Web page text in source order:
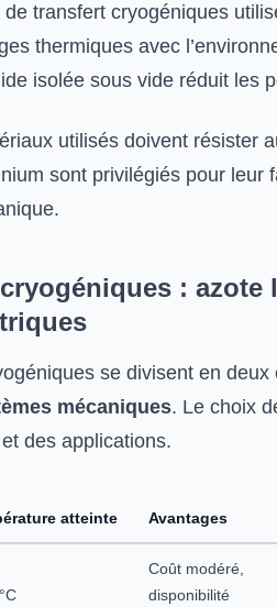
transfert cryogéniques
thermiques avec
isolée sous vide réduit les
utilisés doivent résister
sont privilégiés pour leur
: azote
se divisent en deux
mécaniques. Le choix
des applications.
atteinte Avantages
Coût modéré,
disponibilité